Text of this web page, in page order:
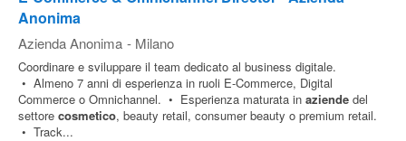
Anonima
Azienda Anonima - Milano
Coordinare e sviluppare il team dedicato al business digitale.
• Almeno 7 anni di esperienza in ruoli E-Commerce, Digital
Commerce o Omnichannel. • Esperienza maturata in aziende del
settore cosmetico, beauty retail, consumer beauty o premium retail.
• Track...